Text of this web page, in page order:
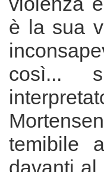
è la sua
così...
temibile
davanti